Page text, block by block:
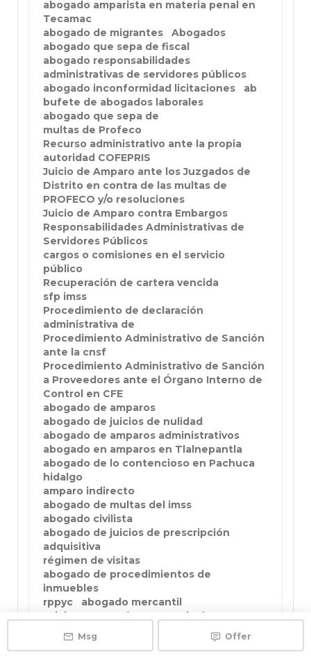
abogado amparista en materia penal en
Tecamac
abogado de migrantes
Abogados
abogado que sepa de fiscal
abogado responsabilidades
administrativas de servidores públicos
abogado inconformidad licitaciones
ab
bufete de abogados laborales
abogado que sepa de
multas de Profeco
Recurso administrativo ante la propia
autoridad COFEPRIS
Juicio de Amparo ante los Juzgados de
Distrito en contra de las multas de
PROFECO y/o resoluciones
Juicio de Amparo contra Embargos
Responsabilidades Administrativas de
Servidores Públicos
cargos o comisiones en el servicio
público
Recuperación de cartera vencida
sfp imss
Procedimiento de declaración
administrativa de
Procedimiento Administrativo de Sanción
ante la cnsf
Procedimiento Administrativo de Sanción
a Proveedores ante el Órgano Interno de
Control en CFE
abogado de amparos
abogado de juicios de nulidad
abogado de amparos administrativos
abogado en amparos en Tlalnepantla
abogado de lo contencioso en Pachuca
hidalgo
amparo indirecto
abogado de multas del imss
abogado civilista
abogado de juicios de prescripción
adquisitiva
régimen de visitas
abogado de procedimientos de
inmuebles
rppyc
abogado mercantil
Juicios y asesoría en materia de
habitación
abogada familiar
Msg Offer